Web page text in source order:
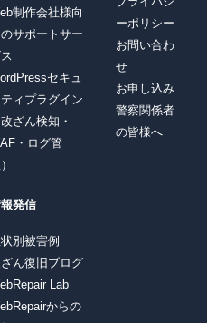
制作会社様向
サポートサー
セキュ
ティプラグイン
改ざん検知・
・ログ管
発信
別被害例
ん復旧ブログ
Lab
からの
ーポリシー
お問い合わ
せ
お申し込み
警察関係者
の皆様へ